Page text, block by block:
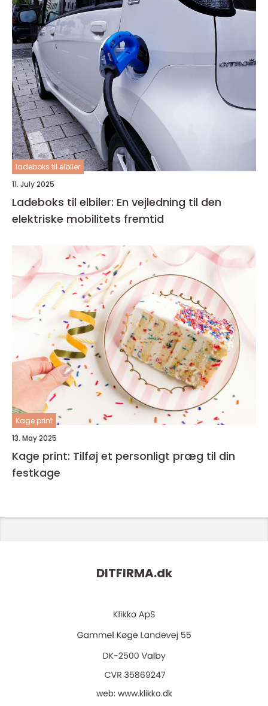
ladeboks til elbiler
11. July 2025
Ladeboks til elbiler: En vejledning til den
elektriske mobilitets fremtid
Kage print
13. May 2025
Kage print: Tilføj et personligt præg til din
festkage
DITFIRMA.dk
web: www.klikko.dk